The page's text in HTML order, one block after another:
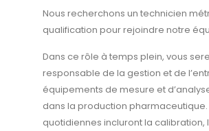
Nous recherchons un technicien
qualification pour rejoindre notre
Dans ce rôle à temps plein, vous
responsable de la gestion et de
équipements de mesure et
dans la production
quotidiennes incluront la calibration,